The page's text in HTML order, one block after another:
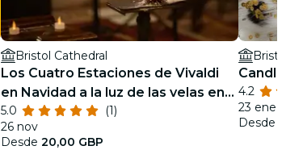
Bristol Cathedral
Los Cuatro Estaciones de Vivaldi
en Navidad a la luz de las velas en
la Catedral de Bristol
5.0
(1)
26 nov
Desde 20,00 GBP
Bristol
4.2
23 ene
Desde